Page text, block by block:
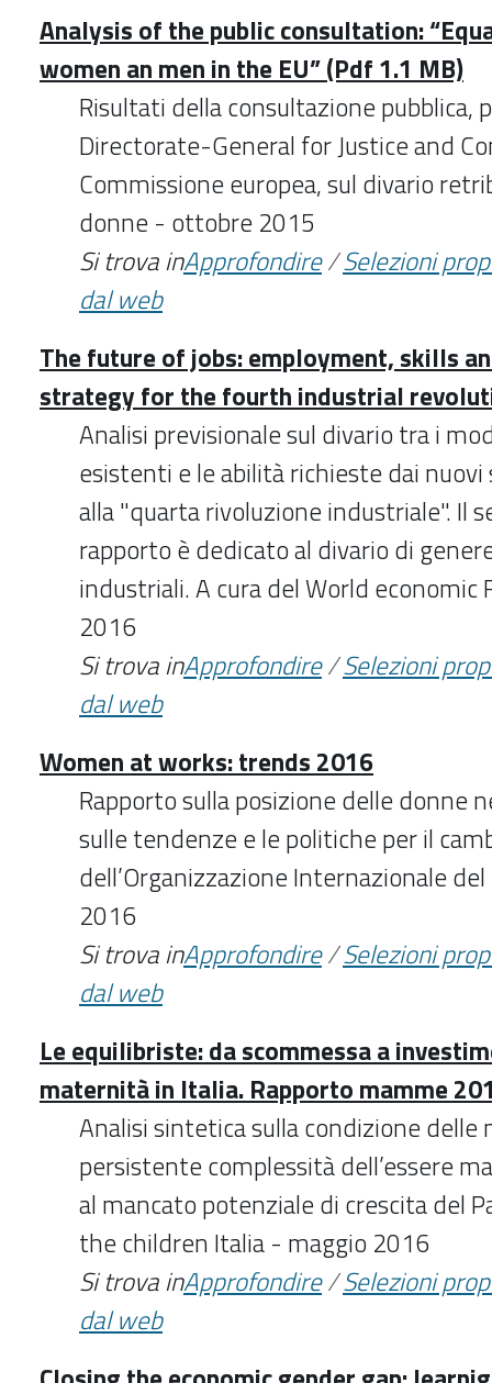
Analysis of the public consultation:
women an men in the EU” (Pdf 1.1 MB)
Risultati della consultazione pubblica,
Directorate-General for Justice and
Commissione europea, sul divario
donne - ottobre 2015
Si trova inApprofondire/Selezioni
dal web
The future of jobs: employment, skills
strategy for the fourth industrial
Analisi previsionale sul divario tra i
esistenti e le abilità richieste dai
alla "quarta rivoluzione industriale". Il
rapporto è dedicato al divario di
industriali. A cura del World
2016
Si trova inApprofondire/Selezioni
dal web
Women at works: trends 2016
Rapporto sulla posizione delle donne
sulle tendenze e le politiche per il
dell’Organizzazione Internazionale
2016
Si trova inApprofondire/Selezioni
dal web
Le equilibriste: da scommessa a
maternità in Italia. Rapporto mamme
Analisi sintetica sulla condizione delle
persistente complessità dell’essere
al mancato potenziale di crescita del
the children Italia - maggio 2016
Si trova inApprofondire/Selezioni
dal web